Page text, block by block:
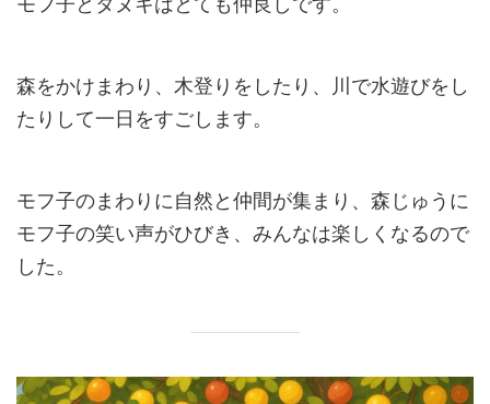
森をかけまわり、木登りをしたり、川で水遊びをし
たりして一日をすごします。
モフ子のまわりに自然と仲間が集まり、森じゅうに
モフ子の笑い声がひびき、みんなは楽しくなるので
した。